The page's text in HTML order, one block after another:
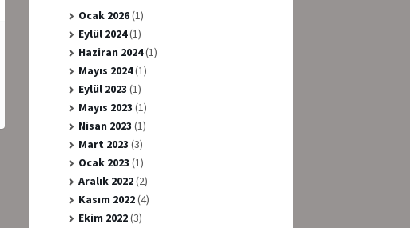
Ocak 2026(1)
Eylül 2024(1)
Haziran 2024(1)
Mayıs 2024(1)
Eylül 2023 (1)
Mayıs 2023 (1)
Nisan 2023 (1)
Mart 2023 (3)
Ocak 2023 (1)
Aralık 2022(2)
Kasım 2022(4)
Ekim 2022(3)